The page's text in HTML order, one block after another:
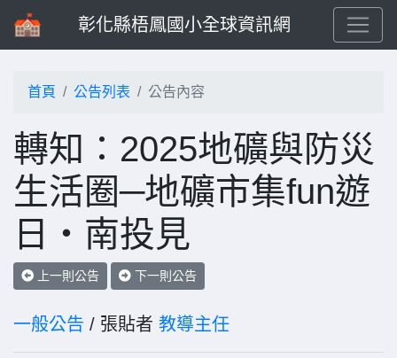
彰化縣梧鳳國小全球資訊網
首頁 公告列表 公告內容
轉知：2025地礦與防災
生活圈─地礦市集fun遊
日‧南投見
上一則公告 下一則公告
一般公告 / 張貼者 教導主任